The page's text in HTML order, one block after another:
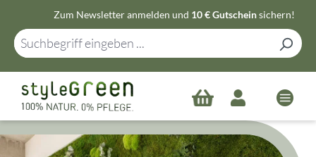
Zum Hauptinhalt springen
Zum Newsletter anmelden und 10 € Gutscheinsichern!